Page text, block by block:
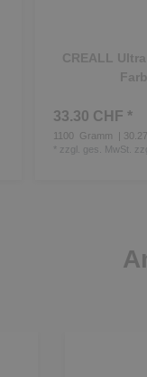
CREALL
33.30 CHF *
1100 Gramm
|
zzgl. ges. MwSt.